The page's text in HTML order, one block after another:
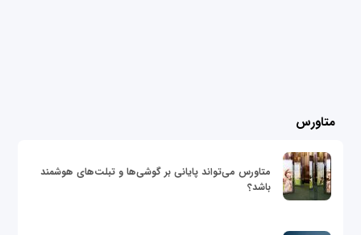
متاورس
متاورس می‌تواند پایانی بر گوشی‌ها و تبلت‌های هوشمند
باشد؟